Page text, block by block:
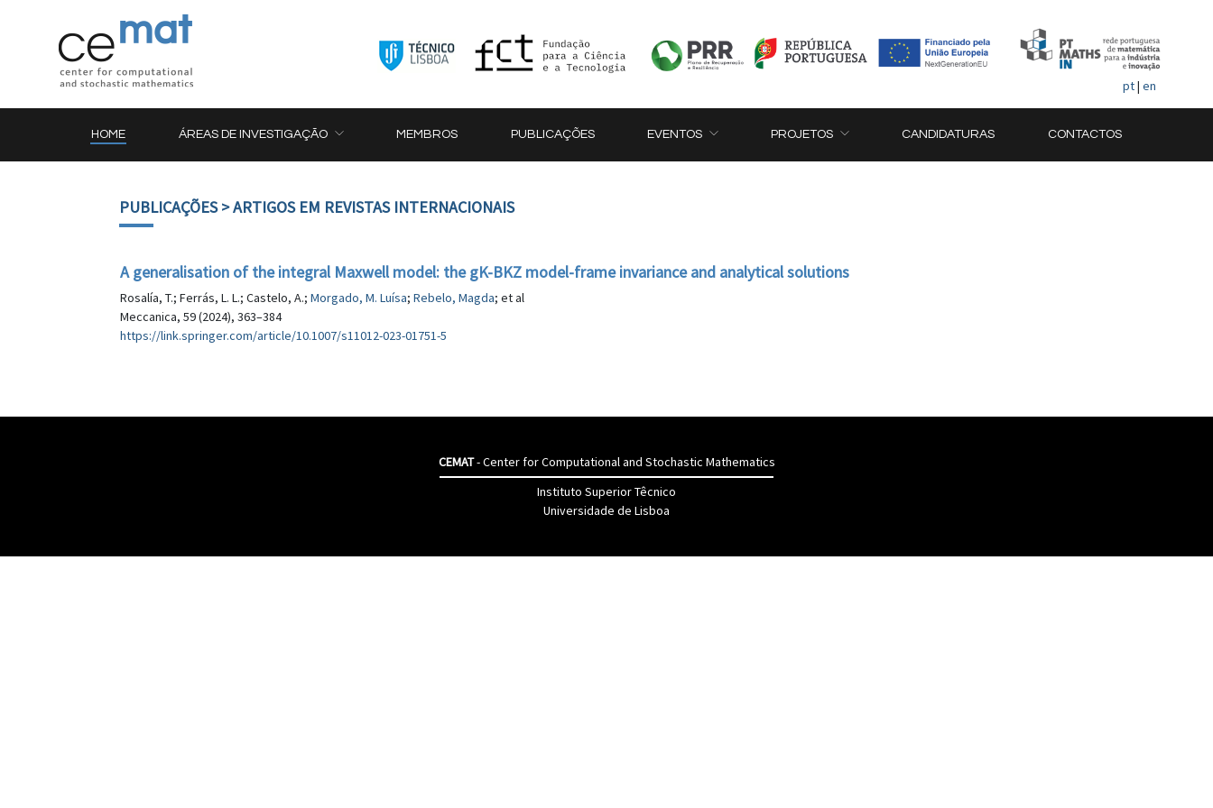
pt| en
HOME ÁREAS DE INVESTIGAÇÃO MEMBROS PUBLICAÇÕES EVENTOS PROJETOS CANDIDATURAS CONTACTOS
PUBLICAÇÕES> ARTIGOS EM REVISTAS INTERNACIONAIS
A generalisation of the integral Maxwell model: the gK-BKZ model-frame invariance and analytical solutions
Rosalía, T.; Ferrás, L. L.; Castelo, A.; Morgado, M. Luísa; Rebelo, Magda; et al
Meccanica, 59 (2024), 363–384
https://link.springer.com/article/10.1007/s11012-023-01751-5
CEMAT- Center for Computational and Stochastic Mathematics
Instituto Superior Têcnico
Universidade de Lisboa